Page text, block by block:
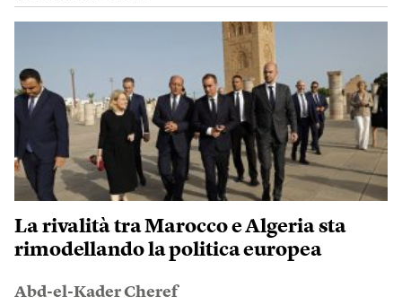
La rivalità tra Marocco e Algeria sta
rimodellando la politica europea
Abd-el-Kader Cheref